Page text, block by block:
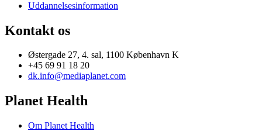
Uddannelsesinformation
Kontakt os
Østergade 27, 4. sal, 1100 København K
+45 69 91 18 20
dk.info@mediaplanet.com
Planet Health
Om Planet Health